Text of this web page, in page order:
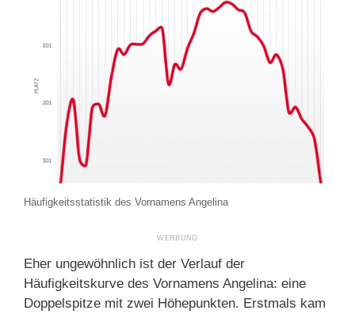
Häufigkeitsstatistik des Vornamens Angelina
Eher ungewöhnlich ist der Verlauf der
Häufigkeitskurve des Vornamens Angelina: eine
Doppelspitze mit zwei Höhepunkten. Erstmals kam